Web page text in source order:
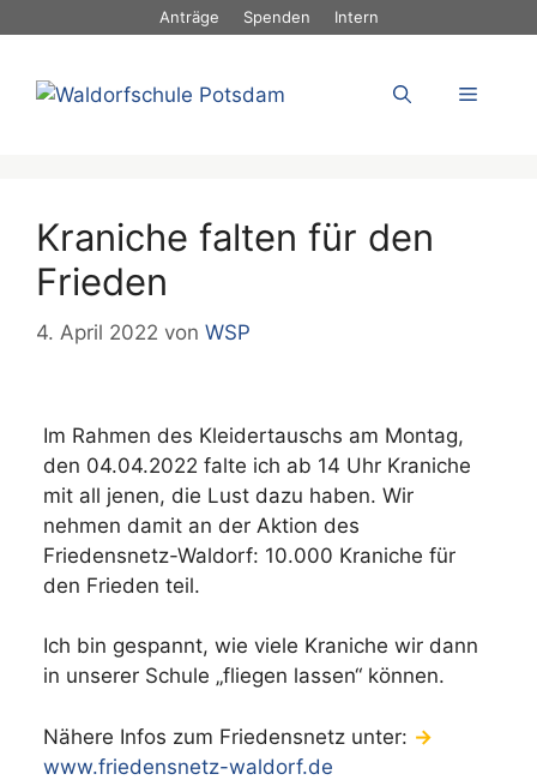
Anträge Spenden Intern
Menü
Kraniche falten für den
Frieden
4. April 2022 von WSP
Im Rahmen des Kleidertauschs am Montag,
den 04.04.2022 falte ich ab 14 Uhr Kraniche
mit all jenen, die Lust dazu haben. Wir
nehmen damit an der Aktion des
Friedensnetz-Waldorf: 10.000 Kraniche für
den Frieden teil.
Ich bin gespannt, wie viele Kraniche wir dann
in unserer Schule „fliegen lassen“ können.
Nähere Infos zum Friedensnetz unter: →
www.friedensnetz-waldorf.de